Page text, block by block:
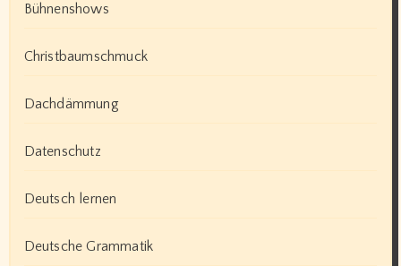
Bühnenshows
Christbaumschmuck
Dachdämmung
Datenschutz
Deutsch lernen
Deutsche Grammatik